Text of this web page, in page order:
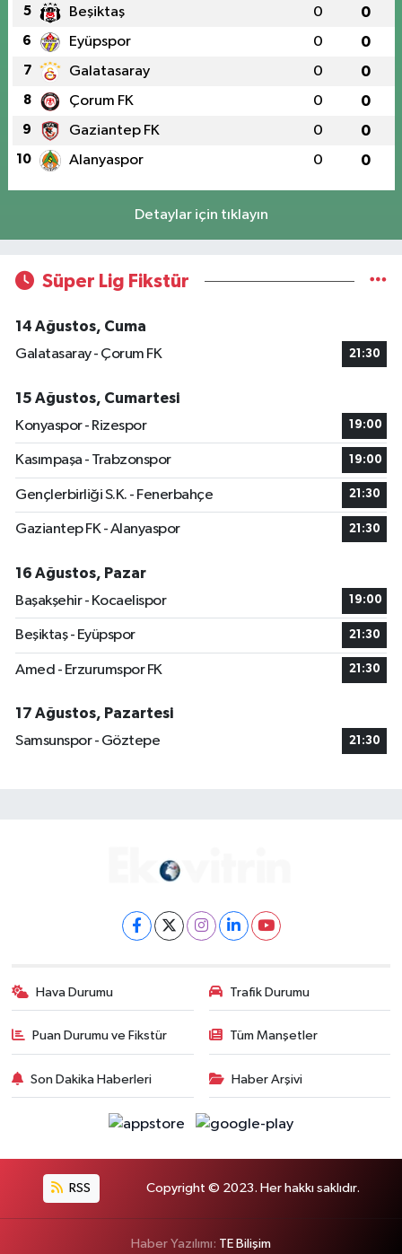
5 Beşiktaş 0 0
6 Eyüpspor 0 0
7 Galatasaray 0 0
8 Çorum FK 0 0
9 Gaziantep FK 0 0
10 Alanyaspor 0 0
Detaylar için tıklayın
Süper Lig Fikstür
14 Ağustos, Cuma
Galatasaray - Çorum FK
21:30
15 Ağustos, Cumartesi
Konyaspor - Rizespor
19:00
Kasımpaşa - Trabzonspor 19:00
Gençlerbirliği S.K. - Fenerbahçe 21:30
Gaziantep FK - Alanyaspor 21:30
16 Ağustos, Pazar
Başakşehir - Kocaelispor
19:00
Beşiktaş - Eyüpspor 21:30
Amed - Erzurumspor FK 21:30
17 Ağustos, Pazartesi
Samsunspor - Göztepe
21:30
Hava Durumu Trafik Durumu
Puan Durumu ve Fikstür Tüm Manşetler
Son Dakika Haberleri Haber Arşivi
RSS Copyright © 2023. Her hakkı saklıdır.
Haber Yazılımı: TE Bilişim